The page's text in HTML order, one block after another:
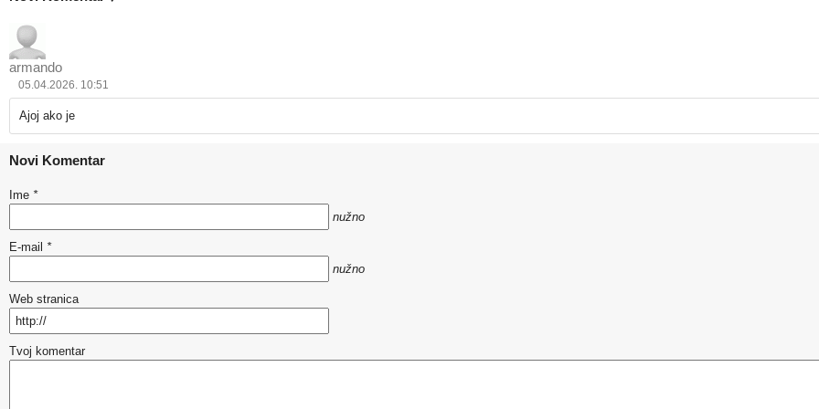
armando
05.04.2026. 10:51
Ajoj ako je
Novi Komentar
Ime *
nužno
E-mail *
nužno
Web stranica
Tvoj komentar